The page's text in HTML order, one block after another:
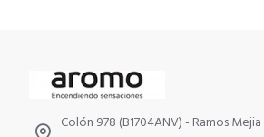
Colón 978 (B1704ANV) - Ramos Mejia